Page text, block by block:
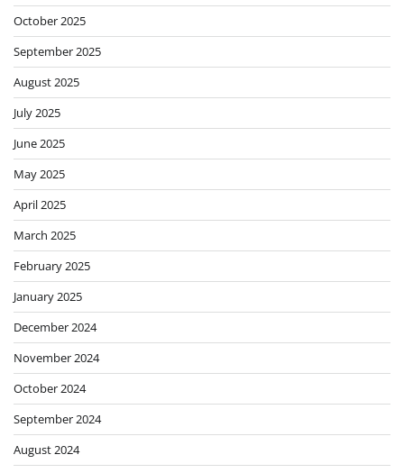
October 2025
September 2025
August 2025
July 2025
June 2025
May 2025
April 2025
March 2025
February 2025
January 2025
December 2024
November 2024
October 2024
September 2024
August 2024